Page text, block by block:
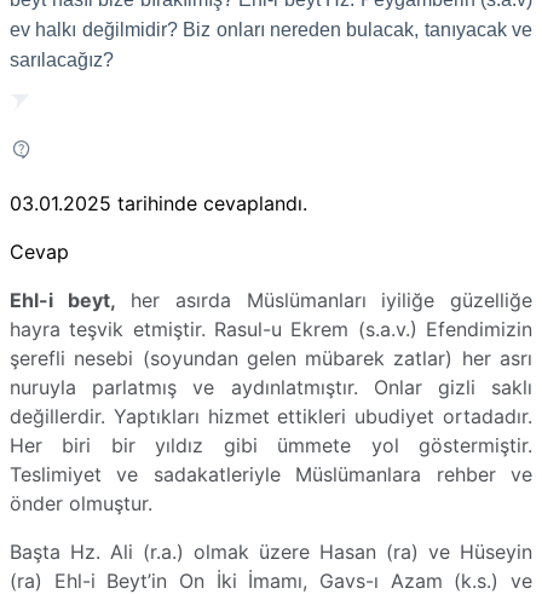
ev halkı değilmidir? Biz onları nereden bulacak, tanıyacak ve
sarılacağız?
03.01.2025 tarihinde cevaplandı.
Cevap
Ehl-i beyt, her asırda Müslümanları iyiliğe güzelliğe
hayra teşvik etmiştir. Rasul-u Ekrem (s.a.v.) Efendimizin
şerefli nesebi (soyundan gelen mübarek zatlar) her asrı
nuruyla parlatmış ve aydınlatmıştır. Onlar gizli saklı
değillerdir. Yaptıkları hizmet ettikleri ubudiyet ortadadır.
Her biri bir yıldız gibi ümmete yol göstermiştir.
Teslimiyet ve sadakatleriyle Müslümanlara rehber ve
önder olmuştur.
Başta Hz. Ali (r.a.) olmak üzere Hasan (ra) ve Hüseyin
(ra) Ehl-i Beyt’in On İki İmamı, Gavs-ı Azam (k.s.) ve